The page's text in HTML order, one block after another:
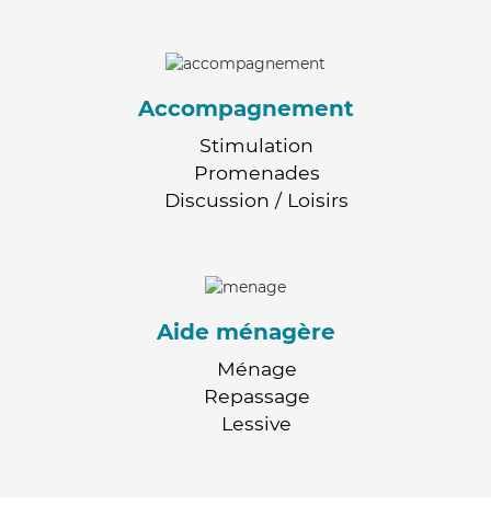
Accompagnement
Stimulation
Promenades
Discussion / Loisirs
Aide ménagère
Ménage
Repassage
Lessive